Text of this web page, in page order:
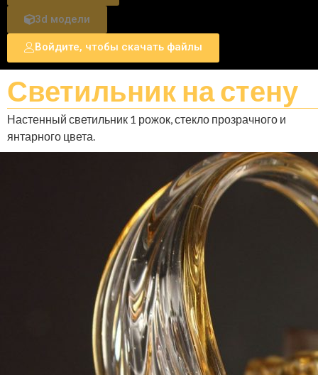
3d модели
Войдите, чтобы скачать файлы
Светильник на стену
Настенный светильник 1 рожок, стекло прозрачного и
янтарного цвета.